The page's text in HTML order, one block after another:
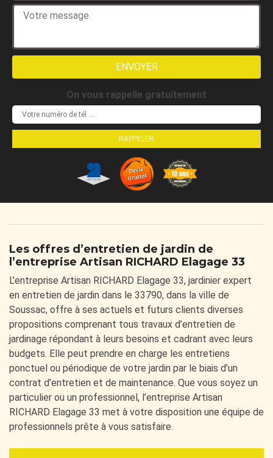
On vous rappelle gratuitement
Les offres d’entretien de jardin de
l’entreprise Artisan RICHARD Elagage 33
L’entreprise Artisan RICHARD Elagage 33, jardinier expert
en entretien de jardin dans le 33790, dans la ville de
Soussac, offre à ses actuels et futurs clients diverses
propositions comprenant tous travaux d’entretien de
jardinage répondant à leurs besoins et cadrant avec leurs
budgets. Elle peut prendre en charge les entretiens
ponctuel ou périodique de votre jardin par le biais d’un
contrat d’entretien et de maintenance. Que vous soyez un
particulier ou un professionnel, l’entreprise Artisan
RICHARD Elagage 33 met à votre disposition une équipe de
professionnels prête à vous satisfaire.